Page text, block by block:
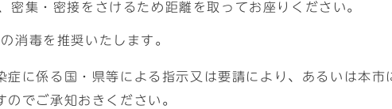
密集・密接をさけるため距離を取ってお座りください。
消毒を推奨いたします。
症に係る国・県等による指示又は要請により、あるいは本
でご承知おきください。